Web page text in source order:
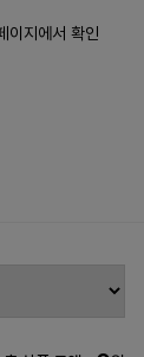
이지에서 확인